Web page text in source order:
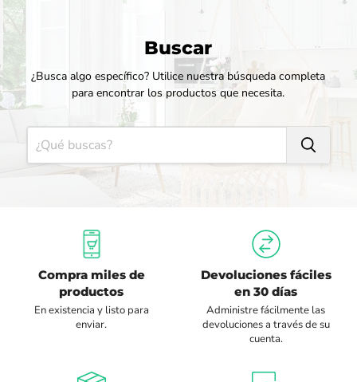
Buscar
¿Busca algo específico? Utilice nuestra búsqueda completa
para encontrar los productos que necesita.
Compra miles de
productos
En existencia y listo para
enviar.
Devoluciones fáciles
en 30 días
Administre fácilmente las
devoluciones a través de su
cuenta.